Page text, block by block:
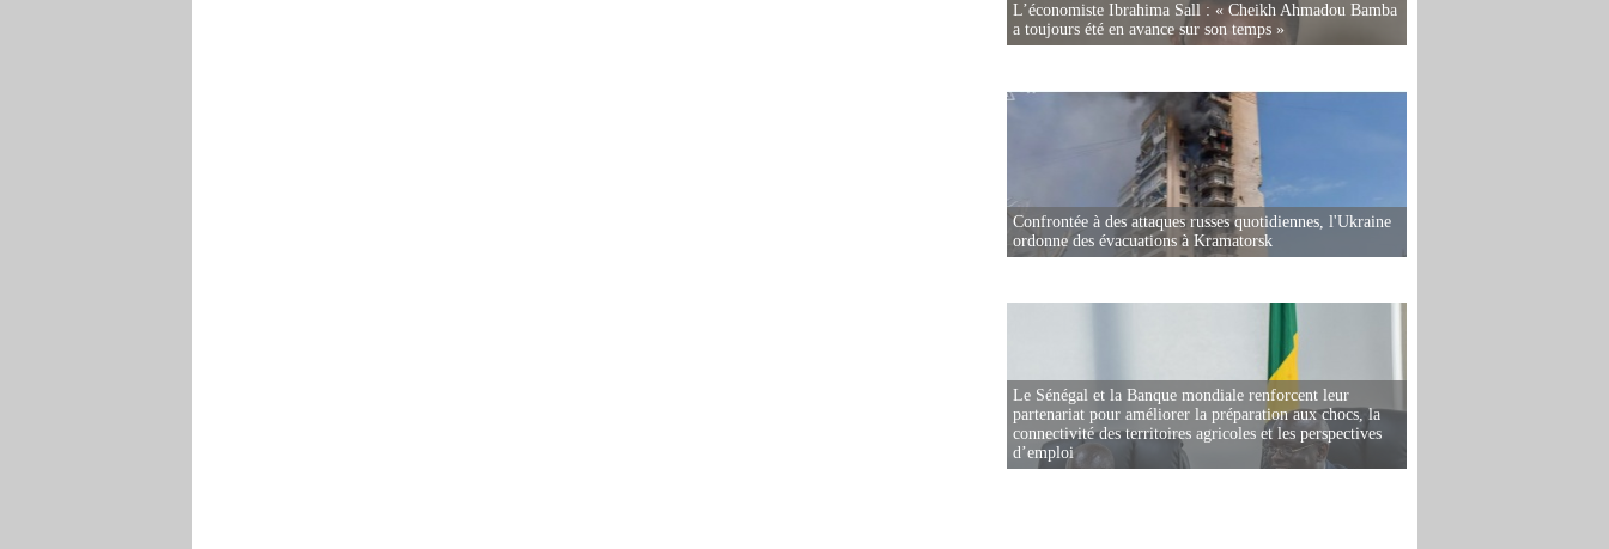
L’économiste Ibrahima Sall : « Cheikh Ahmadou Bamba
a toujours été en avance sur son temps »
Confrontée à des attaques russes quotidiennes, l'Ukraine
ordonne des évacuations à Kramatorsk
Le Sénégal et la Banque mondiale renforcent leur
partenariat pour améliorer la préparation aux chocs, la
connectivité des territoires agricoles et les perspectives
d’emploi